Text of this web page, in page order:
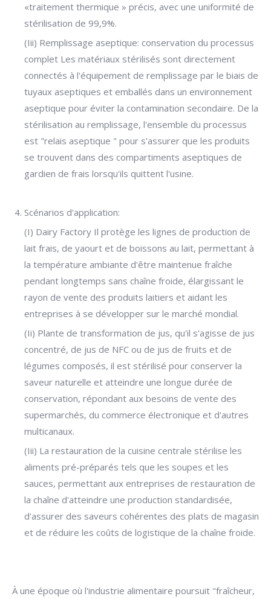
«traitement thermique » précis, avec une uniformité de
stérilisation de 99,9%.
(Iii) Remplissage aseptique: conservation du processus
complet Les matériaux stérilisés sont directement
connectés à l'équipement de remplissage par le biais de
tuyaux aseptiques et emballés dans un environnement
aseptique pour éviter la contamination secondaire. De la
stérilisation au remplissage, l'ensemble du processus
est "relais aseptique " pour s'assurer que les produits
se trouvent dans des compartiments aseptiques de
gardien de frais lorsqu'ils quittent l'usine.
Scénarios d'application:
(I) Dairy Factory Il protège les lignes de production de
lait frais, de yaourt et de boissons au lait, permettant à
la température ambiante d'être maintenue fraîche
pendant longtemps sans chaîne froide, élargissant le
rayon de vente des produits laitiers et aidant les
entreprises à se développer sur le marché mondial.
(Ii) Plante de transformation de jus, qu'il s'agisse de jus
concentré, de jus de NFC ou de jus de fruits et de
légumes composés, il est stérilisé pour conserver la
saveur naturelle et atteindre une longue durée de
conservation, répondant aux besoins de vente des
supermarchés, du commerce électronique et d'autres
multicanaux.
(Iii) La restauration de la cuisine centrale stérilise les
aliments pré-préparés tels que les soupes et les
sauces, permettant aux entreprises de restauration de
la chaîne d'atteindre une production standardisée,
d'assurer des saveurs cohérentes des plats de magasin
et de réduire les coûts de logistique de la chaîne froide.
À une époque où l'industrie alimentaire poursuit "fraîcheur,